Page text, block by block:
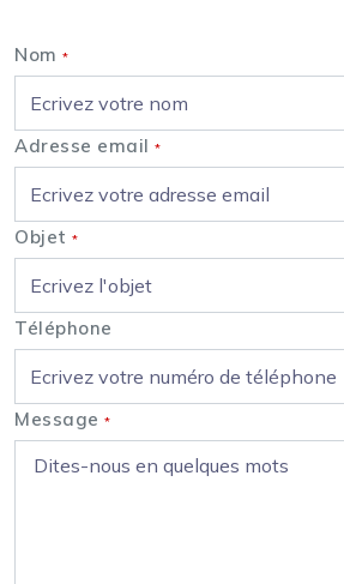
Nom *
Adresse email *
Objet *
Téléphone
Message *